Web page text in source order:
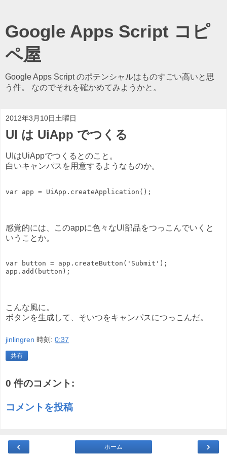
Google Apps Script コピ
ペ屋
Google Apps Script のポテンシャルはものすごい高いと思
う件。 なのでそれを確かめてみようかと。
2012年3月10日土曜日
UI は UiApp でつくる
UIはUiAppでつくるとのこと。
白いキャンパスを用意するようなものか。
var app = UiApp.createApplication();
感覚的には、このappに色々なUI部品をつっこんでいくと
いうことか。
var button = app.createButton('Submit');
app.add(button);
こんな風に。
ボタンを生成して、そいつをキャンパスにつっこんだ。
jinlingren 時刻: 0:37
共有
0 件のコメント:
コメントを投稿
‹ ›
ホーム